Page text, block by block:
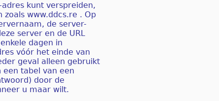
kunt verspreiden,
www.ddcs.re . Op
de server-
server en de URL
dagen in
vóór het einde van
geval alleen gebruikt
tabel van een
door de
u maar wilt.